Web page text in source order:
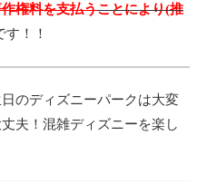
権料を支払うことにより(推
！！
のディズニーパークは大変
夫！混雑ディズニーを楽し